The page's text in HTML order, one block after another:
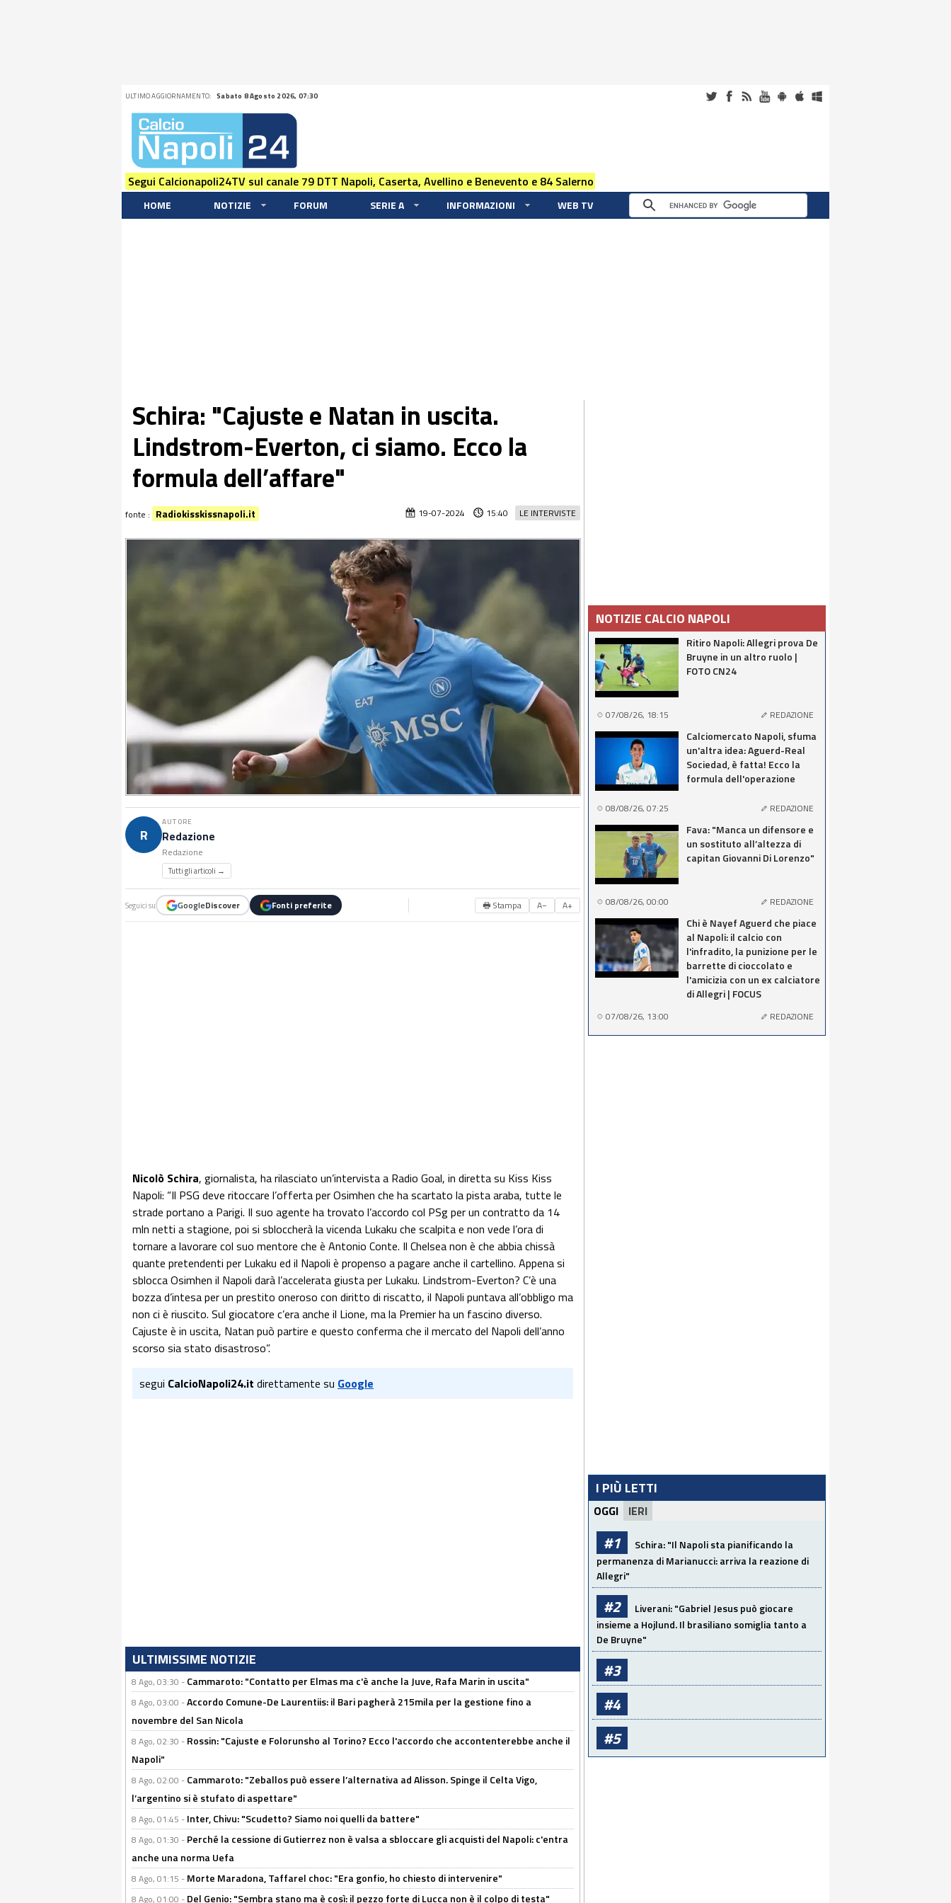
ULTIMO AGGIORNAMENTO: Sabato 8 Agosto 2026, 07:30
Segui Calcionapoli24TV sul canale 79 DTT Napoli, Caserta, Avellino e Benevento e 84 Salerno
HOME NOTIZIE FORUM SERIE A INFORMAZIONI WEB TV
Schira: "Cajuste e Natan in uscita.
Lindstrom-Everton, ci siamo. Ecco la
formula dell’affare"
LE INTERVISTE
19-07-2024 15:40
fonte : Radiokisskissnapoli.it
R
AUTORE
Redazione
Redazione
Tutti gli articoli →
Seguici su GoogleDiscover Fonti preferite 🖶 Stampa A− A+
Nicolò Schira, giornalista, ha rilasciato un’intervista a Radio Goal, in diretta su Kiss Kiss
Napoli: “Il PSG deve ritoccare l’offerta per Osimhen che ha scartato la pista araba, tutte le
strade portano a Parigi. Il suo agente ha trovato l’accordo col PSg per un contratto da 14
mln netti a stagione, poi si sbloccherà la vicenda Lukaku che scalpita e non vede l’ora di
tornare a lavorare col suo mentore che è Antonio Conte. Il Chelsea non è che abbia chissà
quante pretendenti per Lukaku ed il Napoli è propenso a pagare anche il cartellino. Appena si
sblocca Osimhen il Napoli darà l’accelerata giusta per Lukaku. Lindstrom-Everton? C’è una
bozza d’intesa per un prestito oneroso con diritto di riscatto, il Napoli puntava all’obbligo ma
non ci è riuscito. Sul giocatore c’era anche il Lione, ma la Premier ha un fascino diverso.
Cajuste è in uscita, Natan può partire e questo conferma che il mercato del Napoli dell’anno
scorso sia stato disastroso”.
segui CalcioNapoli24.it direttamente su Google
ULTIMISSIME NOTIZIE
8 Ago, 03:30 - Cammaroto: "Contatto per Elmas ma c'è anche la Juve, Rafa Marin in uscita"
8 Ago, 03:00 -Accordo Comune-De Laurentiis: il Bari pagherà 215mila per la gestione fino a
novembre del San Nicola
8 Ago, 02:30 - Rossin: "Cajuste e Folorunsho al Torino? Ecco l'accordo che accontenterebbe anche il
Napoli"
8 Ago, 02:00 - Cammaroto: "Zeballos può essere l’alternativa ad Alisson. Spinge il Celta Vigo,
l’argentino si è stufato di aspettare"
8 Ago, 01:45 - Inter, Chivu: "Scudetto? Siamo noi quelli da battere"
8 Ago, 01:30 - Perché la cessione di Gutierrez non è valsa a sbloccare gli acquisti del Napoli: c'entra
anche una norma Uefa
8 Ago, 01:15 - Morte Maradona, Taffarel choc: "Era gonfio, ho chiesto di intervenire"
8 Ago, 01:00 - Del Genio: "Sembra stano ma è così: il pezzo forte di Lucca non è il colpo di testa"
NOTIZIE CALCIO NAPOLI
Ritiro Napoli: Allegri prova De
Bruyne in un altro ruolo |
FOTO CN24
07/08/26, 18:15 REDAZIONE
Calciomercato Napoli, sfuma
un'altra idea: Aguerd-Real
Sociedad, è fatta! Ecco la
formula dell'operazione
08/08/26, 07:25 REDAZIONE
Fava: "Manca un difensore e
un sostituto all’altezza di
capitan Giovanni Di Lorenzo"
08/08/26, 00:00 REDAZIONE
Chi è Nayef Aguerd che piace
al Napoli: il calcio con
l'infradito, la punizione per le
barrette di cioccolato e
l'amicizia con un ex calciatore
di Allegri | FOCUS
07/08/26, 13:00 REDAZIONE
I PIÙ LETTI
OGGI IERI
#1
Schira: "Il Napoli sta pianificando la
permanenza di Marianucci: arriva la reazione di
Allegri"
#2
Liverani: "Gabriel Jesus può giocare
insieme a Hojlund. Il brasiliano somiglia tanto a
De Bruyne"
#3
#4
#5